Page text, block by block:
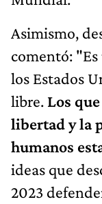
Asimismo,
comentó:
los Estados
libre. Los
libertad y la
humanos
ideas que
2023